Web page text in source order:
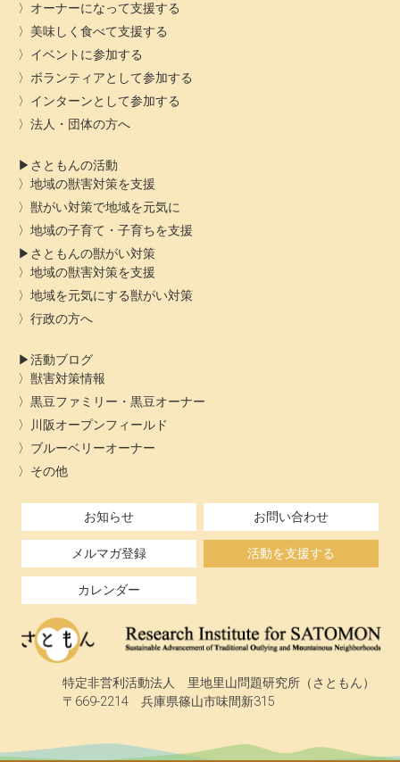
オーナーになって支援する
美味しく食べて支援する
イベントに参加する
ボランティアとして参加する
インターンとして参加する
法人・団体の方へ
さともんの活動
地域の獣害対策を支援
獣がい対策で地域を元気に
地域の子育て・子育ちを支援
さともんの獣がい対策
地域の獣害対策を支援
地域を元気にする獣がい対策
行政の方へ
活動ブログ
獣害対策情報
黒豆ファミリー・黒豆オーナー
川阪オープンフィールド
ブルーベリーオーナー
その他
お知らせ お問い合わせ
メルマガ登録 活動を支援する
カレンダー
特定非営利活動法人 里地里山問題研究所（さともん）
〒669-2214 兵庫県篠山市味間新315